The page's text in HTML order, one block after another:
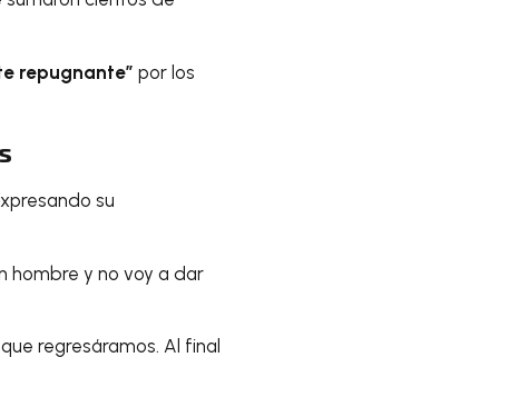
repugnante” por los
su
hombre y no voy a dar
regresáramos. Al final